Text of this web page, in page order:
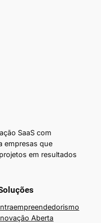
SaaS com
empresas que
em resultados
Aberta